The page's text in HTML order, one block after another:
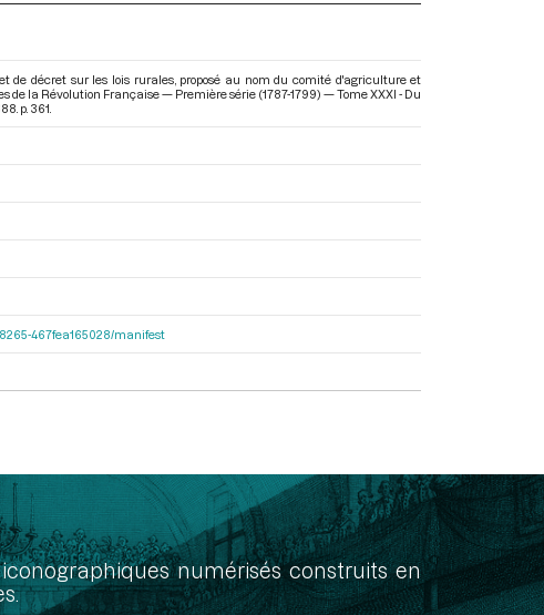
de décret sur les lois rurales, proposé au nom du comité d'agriculture et
de la Révolution Française — Première série (1787-1799) — Tome XXXI - Du
p. 361.
8265-467fea165028/manifest
numérisés construits en